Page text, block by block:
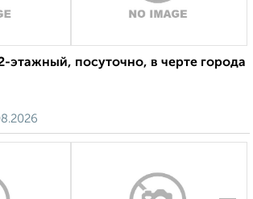
этажный, посуточно, в черте города